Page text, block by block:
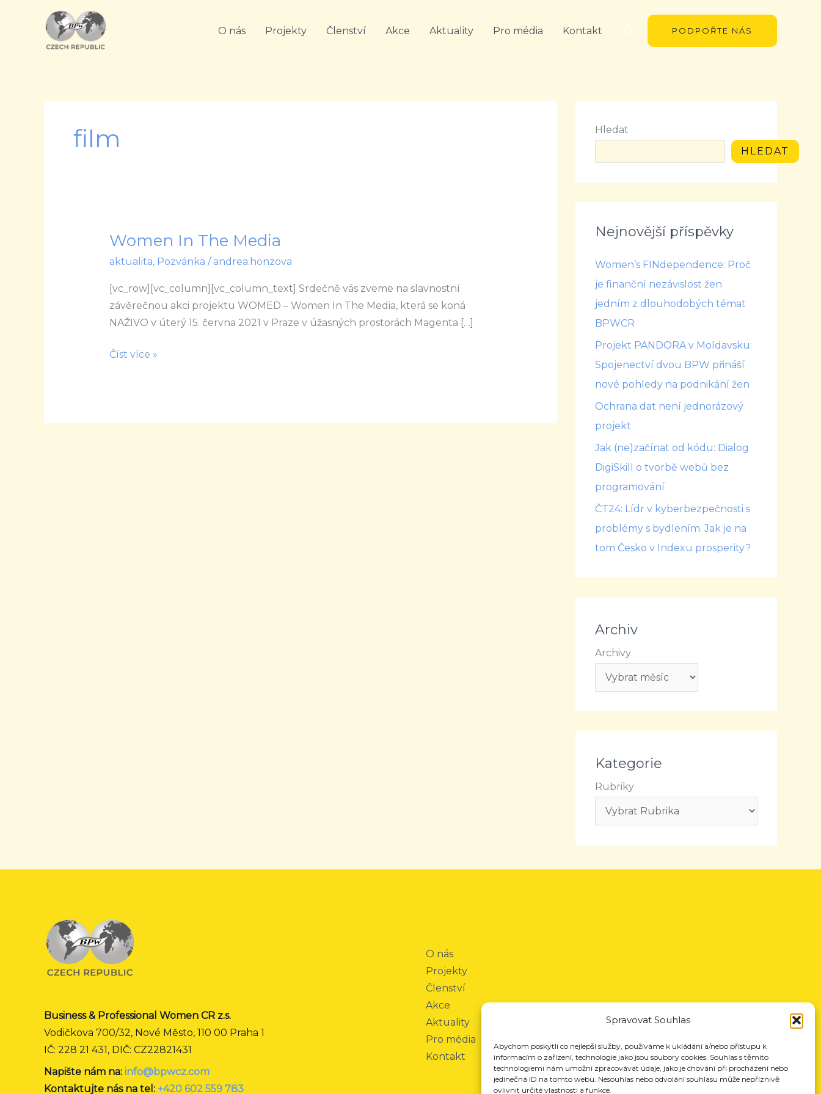
Spravovat Souhlas
Abychom poskytli co nejlepší služby, používáme k ukládání a/nebo přístupu k
informacím o zařízení, technologie jako jsou soubory cookies. Souhlas s těmito
technologiemi nám umožní zpracovávat údaje, jako je chování při procházení nebo
jedinečná ID na tomto webu. Nesouhlas nebo odvolání souhlasu může nepříznivě
ovlivnit určité vlastnosti a funkce.
O nás Projekty Členství Akce Aktuality Pro média Kontakt Hledat PODPOŘTE NÁS
film
Women In The Media
aktualita, Pozvánka / andrea.honzova
[vc_row][vc_column][vc_column_text] Srdečně vás zveme na slavnostní
závěrečnou akci projektu WOMED – Women In The Media, která se koná
NAŽIVO v úterý 15. června 2021 v Praze v úžasných prostorách Magenta […]
Women
In
Media
Číst více »
Hledat
HLEDAT
Nejnovější příspěvky
Women’s FINdependence: Proč
je finanční nezávislost žen
jedním z dlouhodobých témat
BPWCR
Projekt PANDORA v Moldavsku:
Spojenectví dvou BPW přináší
nové pohledy na podnikání žen
Ochrana dat není jednorázový
projekt
Jak (ne)začínat od kódu: Dialog
DigiSkill o tvorbě webů bez
programování
ČT24: Lídr v kyberbezpečnosti s
problémy s bydlením. Jak je na
tom Česko v Indexu prosperity?
Archiv
Archivy
Kategorie
Rubriky
Business & Professional Women CR z.s.
Vodičkova 700/32, Nové Město, 110 00 Praha 1
IČ: 228 21 431, DIČ: CZ22821431
Napište nám na: info@bpwcz.com
Kontaktujte nás na tel: +420 602 559 783
O nás
Projekty
Členství
Akce
Aktuality
Pro média
Kontakt